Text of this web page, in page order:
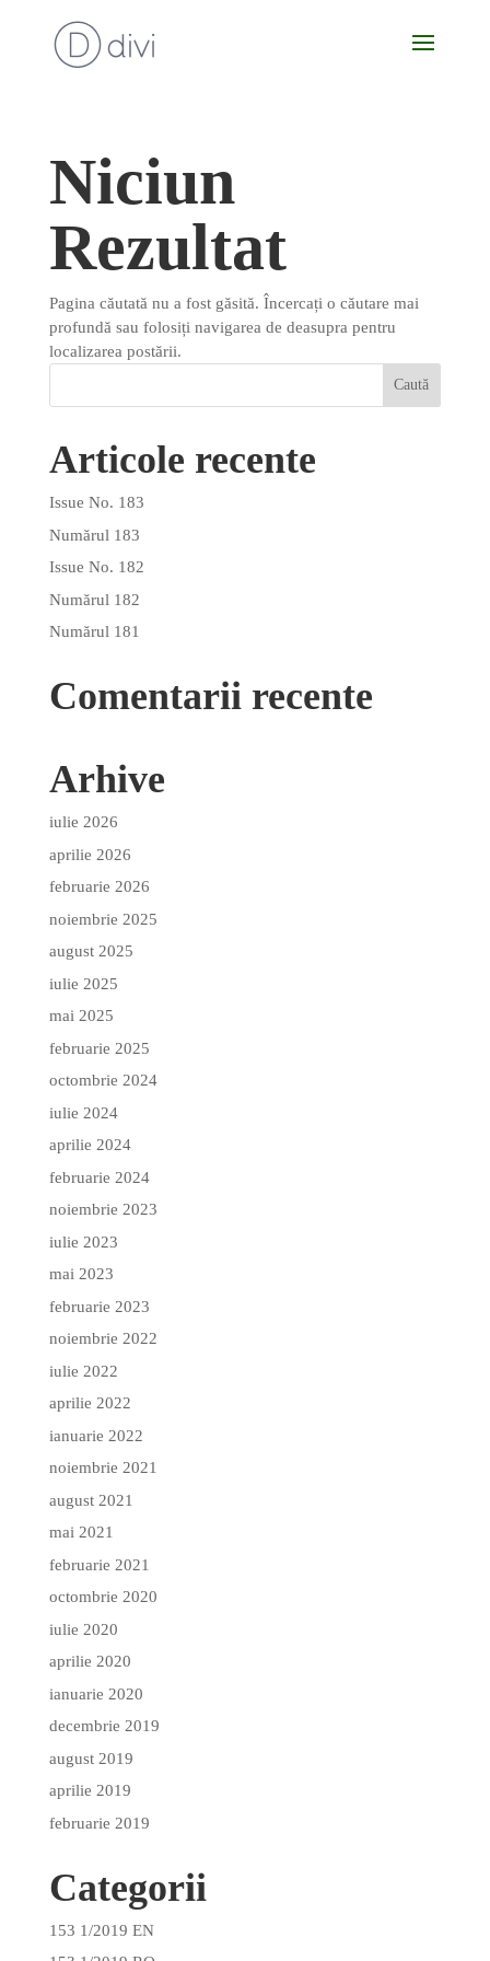
Niciun
Rezultat
Pagina căutată nu a fost găsită. Încercați o căutare mai
profundă sau folosiți navigarea de deasupra pentru
localizarea postării.
Articole recente
Issue No. 183
Numărul 183
Issue No. 182
Numărul 182
Numărul 181
Comentarii recente
Arhive
iulie 2026
aprilie 2026
februarie 2026
noiembrie 2025
august 2025
iulie 2025
mai 2025
februarie 2025
octombrie 2024
iulie 2024
aprilie 2024
februarie 2024
noiembrie 2023
iulie 2023
mai 2023
februarie 2023
noiembrie 2022
iulie 2022
aprilie 2022
ianuarie 2022
noiembrie 2021
august 2021
mai 2021
februarie 2021
octombrie 2020
iulie 2020
aprilie 2020
ianuarie 2020
decembrie 2019
august 2019
aprilie 2019
februarie 2019
Categorii
153 1/2019 EN